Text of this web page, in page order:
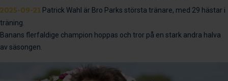
2025-09-21 Patrick Wahl är Bro Parks största tränare, med 29 hästar i
träning.
Banans flerfaldige champion hoppas och tror på en stark andra halva
av säsongen.